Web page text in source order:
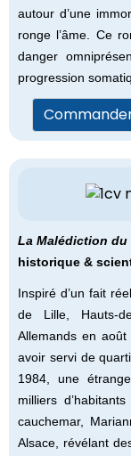
autour d’une
ronge l’âme. Ce
danger
progression
La Malédiction du
historique &
Inspiré d’un fait
de Lille, Hauts-
Allemands en
avoir servi de
1984, une
milliers
cauchemar,
Alsace, révélant